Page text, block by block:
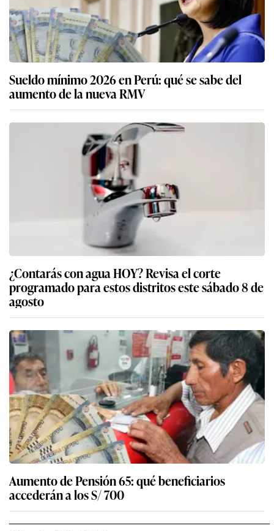
Sueldo mínimo 2026 en Perú: qué se sabe del
aumento de la nueva RMV
¿Contarás con agua HOY? Revisa el corte
programado para estos distritos este sábado 8 de
agosto
Aumento de Pensión 65: qué beneficiarios
accederán a los S/ 700